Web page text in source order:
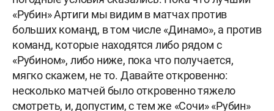
«Рубин» Артиги мы видим в матчах против
больших команд, в том числе «Динамо», а против
команд, которые находятся либо рядом с
«Рубином», либо ниже, пока что получается,
мягко скажем, не то. Давайте откровенно:
несколько матчей было откровенно тяжело
смотреть, и, допустим, с тем же «Сочи» «Рубин»